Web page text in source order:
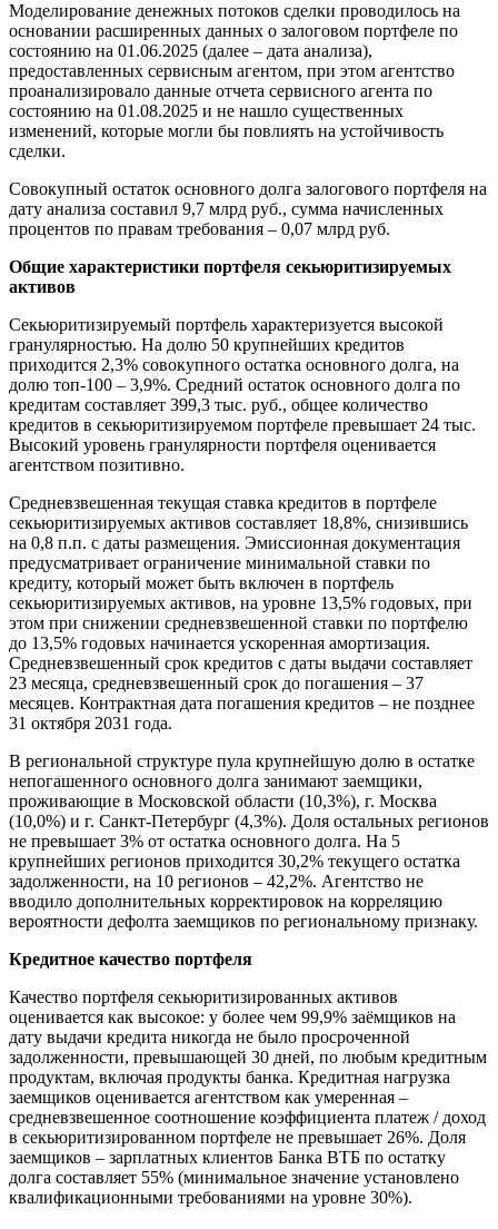
Моделирование денежных потоков сделки проводилось на
основании расширенных данных о залоговом портфеле по
состоянию на 01.06.2025 (далее – дата анализа),
предоставленных сервисным агентом, при этом агентство
проанализировало данные отчета сервисного агента по
состоянию на 01.08.2025 и не нашло существенных
изменений, которые могли бы повлиять на устойчивость
сделки.
Совокупный остаток основного долга залогового портфеля на
дату анализа составил 9,7 млрд руб., сумма начисленных
процентов по правам требования – 0,07 млрд руб.
Общие характеристики портфеля секьюритизируемых
активов
Секьюритизируемый портфель характеризуется высокой
гранулярностью. На долю 50 крупнейших кредитов
приходится 2,3% совокупного остатка основного долга, на
долю топ-100 – 3,9%. Средний остаток основного долга по
кредитам составляет 399,3 тыс. руб., общее количество
кредитов в секьюритизируемом портфеле превышает 24 тыс.
Высокий уровень гранулярности портфеля оценивается
агентством позитивно.
Средневзвешенная текущая ставка кредитов в портфеле
секьюритизируемых активов составляет 18,8%, снизившись
на 0,8 п.п. с даты размещения. Эмиссионная документация
предусматривает ограничение минимальной ставки по
кредиту, который может быть включен в портфель
секьюритизируемых активов, на уровне 13,5% годовых, при
этом при снижении средневзвешенной ставки по портфелю
до 13,5% годовых начинается ускоренная амортизация.
Средневзвешенный срок кредитов с даты выдачи составляет
23 месяца, средневзвешенный срок до погашения – 37
месяцев. Контрактная дата погашения кредитов – не позднее
31 октября 2031 года.
В региональной структуре пула крупнейшую долю в остатке
непогашенного основного долга занимают заемщики,
проживающие в Московской области (10,3%), г. Москва
(10,0%) и г. Санкт-Петербург (4,3%). Доля остальных регионов
не превышает 3% от остатка основного долга. На 5
крупнейших регионов приходится 30,2% текущего остатка
задолженности, на 10 регионов – 42,2%. Агентство не
вводило дополнительных корректировок на корреляцию
вероятности дефолта заемщиков по региональному признаку.
Кредитное качество портфеля
Качество портфеля секьюритизированных активов
оценивается как высокое: у более чем 99,9% заёмщиков на
дату выдачи кредита никогда не было просроченной
задолженности, превышающей 30 дней, по любым кредитным
продуктам, включая продукты банка. Кредитная нагрузка
заемщиков оценивается агентством как умеренная –
средневзвешенное соотношение коэффициента платеж / доход
в секьюритизированном портфеле не превышает 26%. Доля
заемщиков – зарплатных клиентов Банка ВТБ по остатку
долга составляет 55% (минимальное значение установлено
квалификационными требованиями на уровне 30%).